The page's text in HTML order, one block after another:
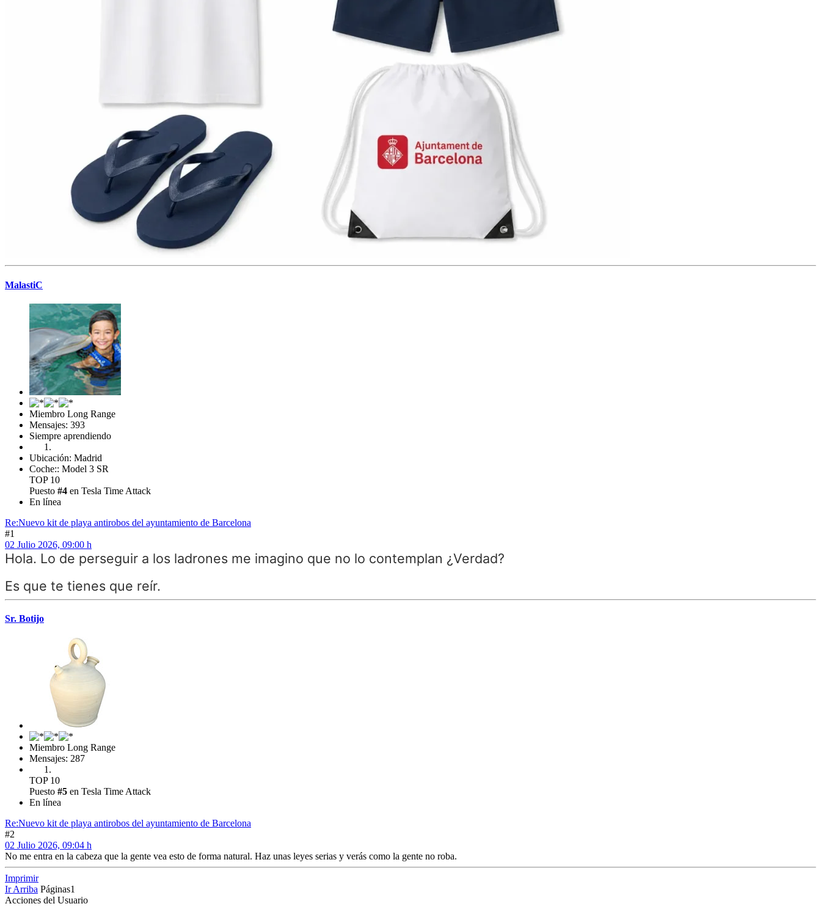
MalastiC
Miembro Long Range
Mensajes: 393
Siempre aprendiendo
Ubicación: Madrid
Coche:: Model 3 SR
TOP 10
Puesto #4 en Tesla Time Attack
En línea
Re:Nuevo kit de playa antirobos del ayuntamiento de Barcelona
#1
02 Julio 2026, 09:00 h
Hola. Lo de perseguir a los ladrones me imagino que no lo contemplan ¿Verdad?
Es que te tienes que reír.
Sr. Botijo
Miembro Long Range
Mensajes: 287
TOP 10
Puesto #5 en Tesla Time Attack
En línea
Re:Nuevo kit de playa antirobos del ayuntamiento de Barcelona
#2
02 Julio 2026, 09:04 h
No me entra en la cabeza que la gente vea esto de forma natural. Haz unas leyes serias y verás como la gente no roba.
Imprimir
Ir Arriba Páginas1
Acciones del Usuario